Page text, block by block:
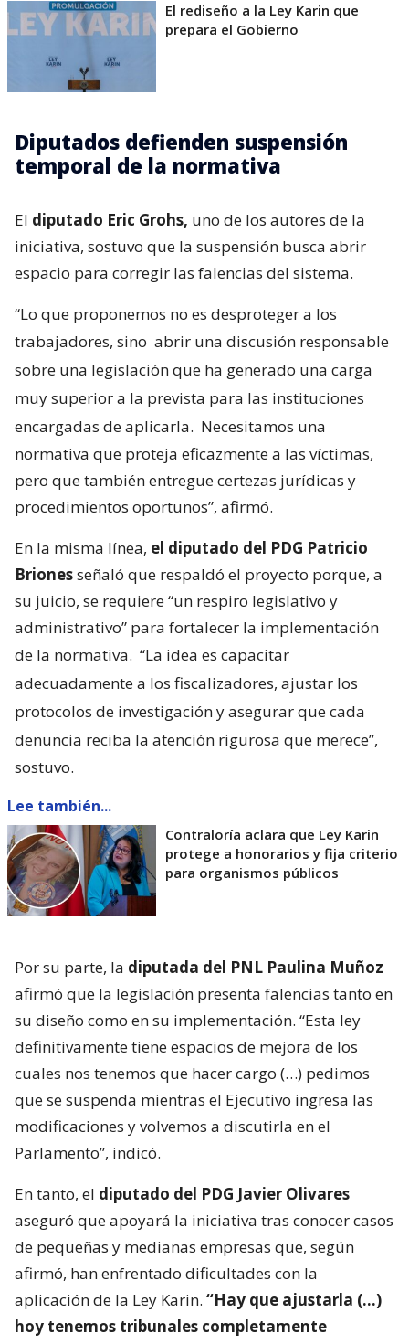
El rediseño a la Ley Karin que
prepara el Gobierno
Diputados defienden suspensión
temporal de la normativa
El diputado Eric Grohs, uno de los autores de la
iniciativa, sostuvo que la suspensión busca abrir
espacio para corregir las falencias del sistema.
“Lo que proponemos no es desproteger a los
trabajadores, sino abrir una discusión responsable
sobre una legislación que ha generado una carga
muy superior a la prevista para las instituciones
encargadas de aplicarla. Necesitamos una
normativa que proteja eficazmente a las víctimas,
pero que también entregue certezas jurídicas y
procedimientos oportunos”, afirmó.
En la misma línea, el diputado del PDG Patricio
Brionesseñaló que respaldó el proyecto porque, a
su juicio, se requiere “un respiro legislativo y
administrativo” para fortalecer la implementación
de la normativa. “La idea es capacitar
adecuadamente a los fiscalizadores, ajustar los
protocolos de investigación y asegurar que cada
denuncia reciba la atención rigurosa que merece”,
sostuvo.
Lee también...
Contraloría aclara que Ley Karin
protege a honorarios y fija criterio
para organismos públicos
Por su parte, la diputada del PNL Paulina Muñoz
afirmó que la legislación presenta falencias tanto en
su diseño como en su implementación. “Esta ley
definitivamente tiene espacios de mejora de los
cuales nos tenemos que hacer cargo (…) pedimos
que se suspenda mientras el Ejecutivo ingresa las
modificaciones y volvemos a discutirla en el
Parlamento”, indicó.
En tanto, el diputado del PDG Javier Olivares
aseguró que apoyará la iniciativa tras conocer casos
de pequeñas y medianas empresas que, según
afirmó, han enfrentado dificultades con la
aplicación de la Ley Karin. “Hay que ajustarla (…)
hoy tenemos tribunales completamente